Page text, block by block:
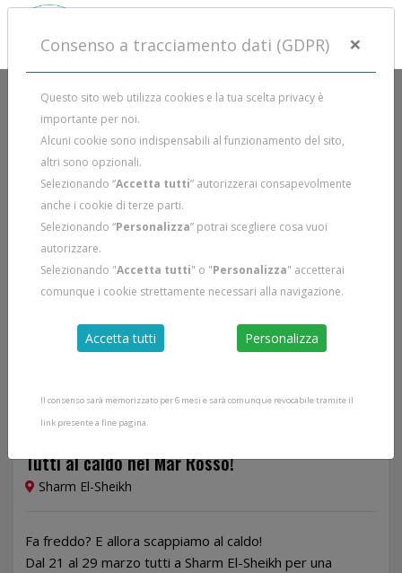
Tutti al caldo nel Mar Rosso!
Sharm El-Sheikh
Fa freddo? E allora scappiamo al caldo!
Dal 21 al 29 marzo tutti a Sharm El-Sheikh per una
Consenso a tracciamento dati (GDPR) ×
Questo sito web utilizza cookies e la tua scelta privacy è
importante per noi.
Alcuni cookie sono indispensabili al funzionamento del sito,
altri sono opzionali.
Selezionando “Accetta tutti” autorizzerai consapevolmente
anche i cookie di terze parti.
Selezionando “Personalizza” potrai scegliere cosa vuoi
autorizzare.
Selezionando "Accetta tutti" o "Personalizza" accetterai
comunque i cookie strettamente necessari alla navigazione.
Accetta tutti Personalizza
Il consenso sarà memorizzato per 6 mesi e sarà comunque revocabile tramite il
link presente a fine pagina.